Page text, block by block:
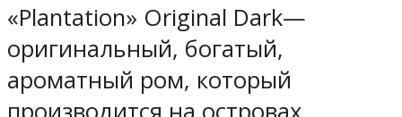
«Plantation» Original Dark—
оригинальный, богатый,
ароматный ром, который